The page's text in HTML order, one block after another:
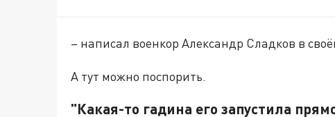
– написал военкор Александр Сладков в
А тут можно поспорить.
"Какая-то гадина его запустила